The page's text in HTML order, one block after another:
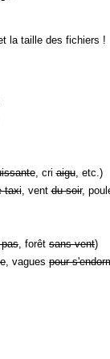
la taille des fichiers !
, criaigu, etc.)
taxi, ventdu soir,
, forêt sans vent)
, vagues pour